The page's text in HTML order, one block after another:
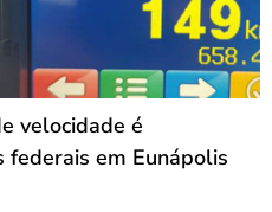
velocidade é
federais em Eunápolis